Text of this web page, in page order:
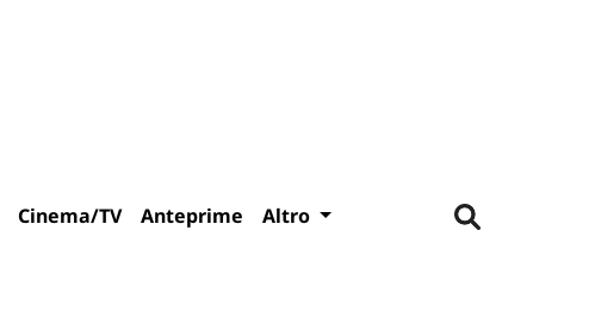
Cinema/TV Anteprime Altro